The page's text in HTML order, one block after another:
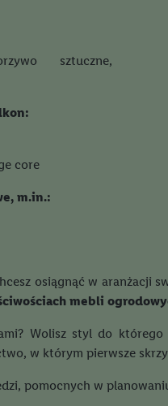
sztuczne,
core
m.in.:
osiągnąć w aranżacji
mebli
Wolisz styl do
w którym pierwsze
pomocnych w